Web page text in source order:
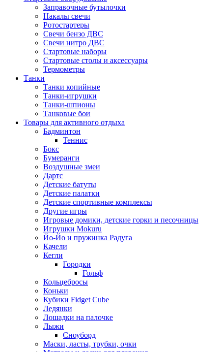
Заправочные бутылочки
Накалы свечи
Ротостартеры
Свечи бензо ДВС
Свечи нитро ДВС
Стартовые наборы
Стартовые столы и аксессуары
Термометры
Танки
Танки копийные
Танки-игрушки
Танки-шпионы
Танковые бои
Товары для активного отдыха
Бадминтон
Теннис
Бокс
Бумеранги
Воздушные змеи
Дартс
Детские батуты
Детские палатки
Детские спортивные комплексы
Другие игры
Игровые домики, детские горки и песочницы
Игрушки Mokuru
Йо-Йо и пружинка Радуга
Качели
Кегли
Городки
Гольф
Кольцебросы
Коньки
Кубики Fidget Cube
Ледянки
Лошадки на палочке
Лыжи
Сноуборд
Маски, ласты, трубки, очки